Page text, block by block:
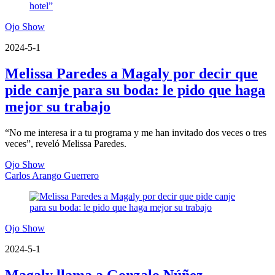
Ojo Show
2024-5-1
Melissa Paredes a Magaly por decir que
pide canje para su boda: le pido que haga
mejor su trabajo
“No me interesa ir a tu programa y me han invitado dos veces o tres
veces”, reveló Melissa Paredes.
Ojo Show
Carlos Arango Guerrero
Ojo Show
2024-5-1